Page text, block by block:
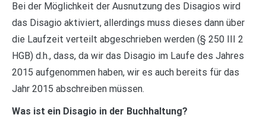
Bei der Möglichkeit der Ausnutzung des Disagios wird
das Disagio aktiviert, allerdings muss dieses dann über
die Laufzeit verteilt abgeschrieben werden (§ 250 III 2
HGB) d.h., dass, da wir das Disagio im Laufe des Jahres
2015 aufgenommen haben, wir es auch bereits für das
Jahr 2015 abschreiben müssen.
Was ist ein Disagio in der Buchhaltung?